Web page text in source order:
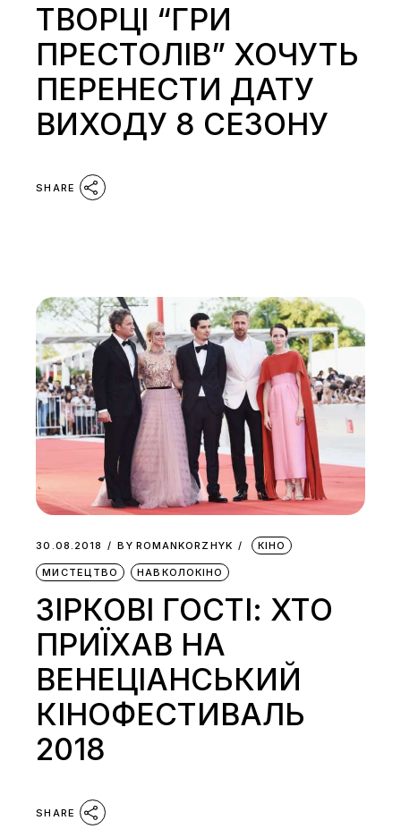
ТВОРЦІ “ГРИ
ПРЕСТОЛІВ” ХОЧУТЬ
ПЕРЕНЕСТИ ДАТУ
ВИХОДУ 8 СЕЗОНУ
SHARE
30.08.2018 BY ROMANKORZHYK КІНО
МИСТЕЦТВО НАВКОЛОКІНО
ЗІРКОВІ ГОСТІ: ХТО
ПРИЇХАВ НА
ВЕНЕЦІАНСЬКИЙ
КІНОФЕСТИВАЛЬ
2018
SHARE